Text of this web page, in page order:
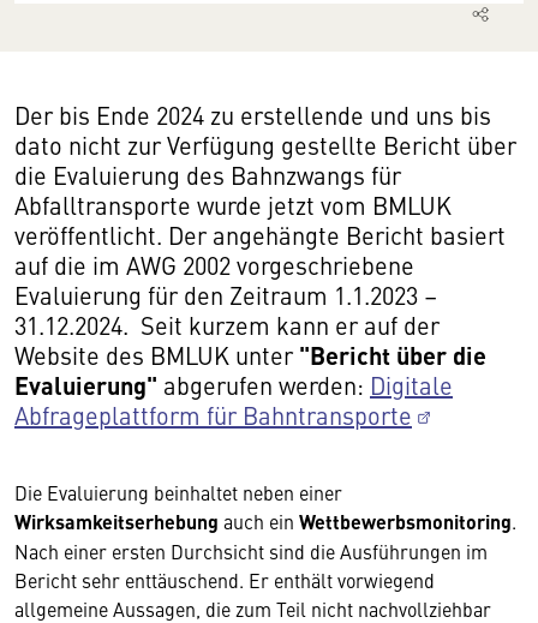
Der bis Ende 2024 zu erstellende und uns bis
dato nicht zur Verfügung gestellte Bericht über
die Evaluierung des Bahnzwangs für
Abfalltransporte wurde jetzt vom BMLUK
veröffentlicht. Der angehängte Bericht basiert
auf die im AWG 2002 vorgeschriebene
Evaluierung für den Zeitraum 1.1.2023 –
31.12.2024. Seit kurzem kann er auf der
Website des BMLUK unter "Bericht über die
Evaluierung" abgerufen werden: Digitale
Abfrageplattform für Bahntransporte
Die Evaluierung beinhaltet neben einer
Wirksamkeitserhebung auch ein Wettbewerbsmonitoring.
Nach einer ersten Durchsicht sind die Ausführungen im
Bericht sehr enttäuschend. Er enthält vorwiegend
allgemeine Aussagen, die zum Teil nicht nachvollziehbar